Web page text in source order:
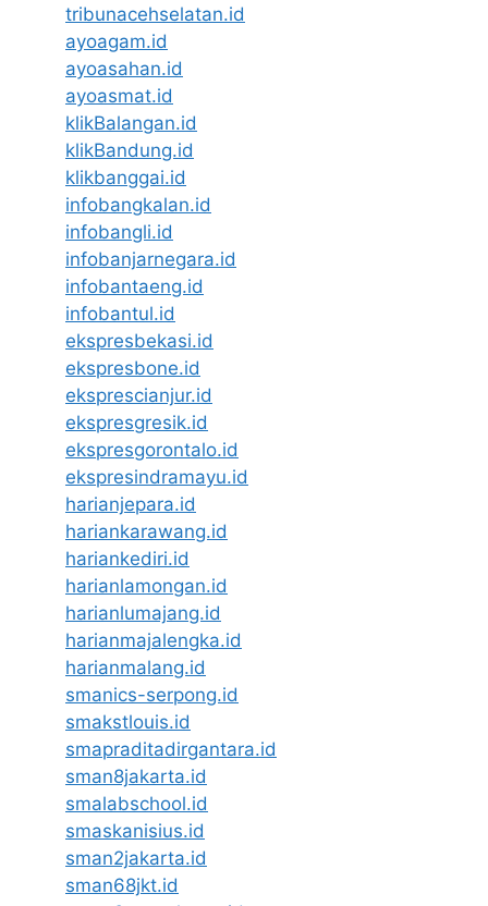
tribunacehselatan.id
ayoagam.id
ayoasahan.id
ayoasmat.id
klikBalangan.id
klikBandung.id
klikbanggai.id
infobangkalan.id
infobangli.id
infobanjarnegara.id
infobantaeng.id
infobantul.id
ekspresbekasi.id
ekspresbone.id
eksprescianjur.id
ekspresgresik.id
ekspresgorontalo.id
ekspresindramayu.id
harianjepara.id
hariankarawang.id
hariankediri.id
harianlamongan.id
harianlumajang.id
harianmajalengka.id
harianmalang.id
smanics-serpong.id
smakstlouis.id
smapraditadirgantara.id
sman8jakarta.id
smalabschool.id
smaskanisius.id
sman2jakarta.id
sman68jkt.id